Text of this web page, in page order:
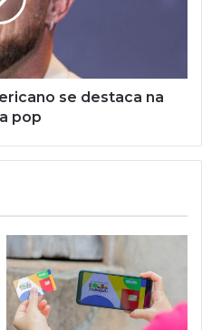
se destaca na
pop